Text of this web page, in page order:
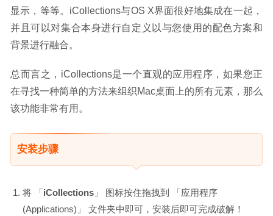
显示，等等。iCollections与OS X界面很好地集成在一起，
并且可以对集合本身进行自定义以与您使用的配色方案和
背景进行融合。
总而言之，iCollections是一个直观的应用程序，如果您正
在寻找一种简单的方法来组织Mac桌面上的所有元素，那么
该功能非常有用。
安装步骤
将 「iCollections 」 图标按住拖拽到 「应用程序
(Applications)」 文件夹中即可，安装后即可完成破解！